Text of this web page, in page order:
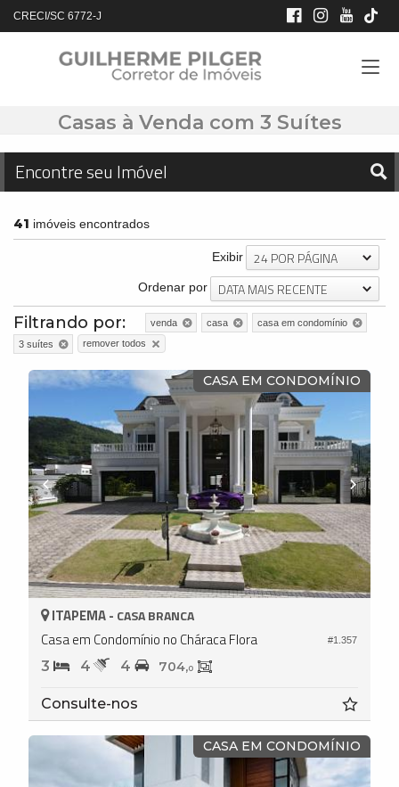
CRECI/SC 6772-J
Casas à Venda com 3 Suítes
Encontre seu Imóvel
41 imóveis encontrados
Exibir 24 POR PÁGINA
Ordenar por DATA MAIS RECENTE
Filtrando por: venda casa
casa em condomínio
3 suítes
remover todos
CASA EM CONDOMÍNIO
#1.357
ITAPEMA - CASA BRANCA
Casa em Condomínio no Cháraca Flora
3 4 4 704,0
Consulte-nos
CASA EM CONDOMÍNIO